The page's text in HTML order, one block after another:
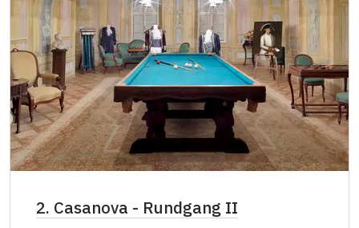
2. Casanova - Rundgang II